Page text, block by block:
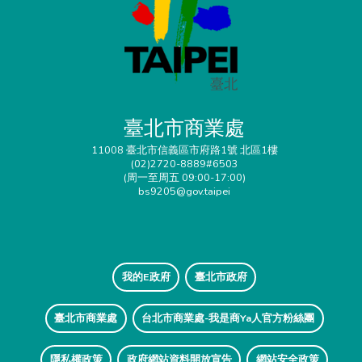
臺北市商業處
11008 臺北市信義區市府路1號 北區1樓
(02)2720-8889#6503
(周一至周五 09:00-17:00)
bs9205@gov.taipei
我的E政府 臺北市政府
臺北市商業處 台北市商業處-我是商Ya人官方粉絲團